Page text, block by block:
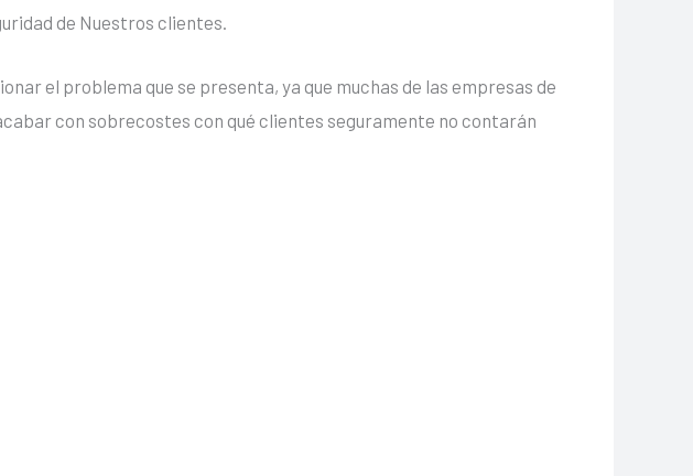
de Nuestros clientes.
el problema que se presenta, ya que muchas de las empresas de
con sobrecostes con qué clientes seguramente no contarán